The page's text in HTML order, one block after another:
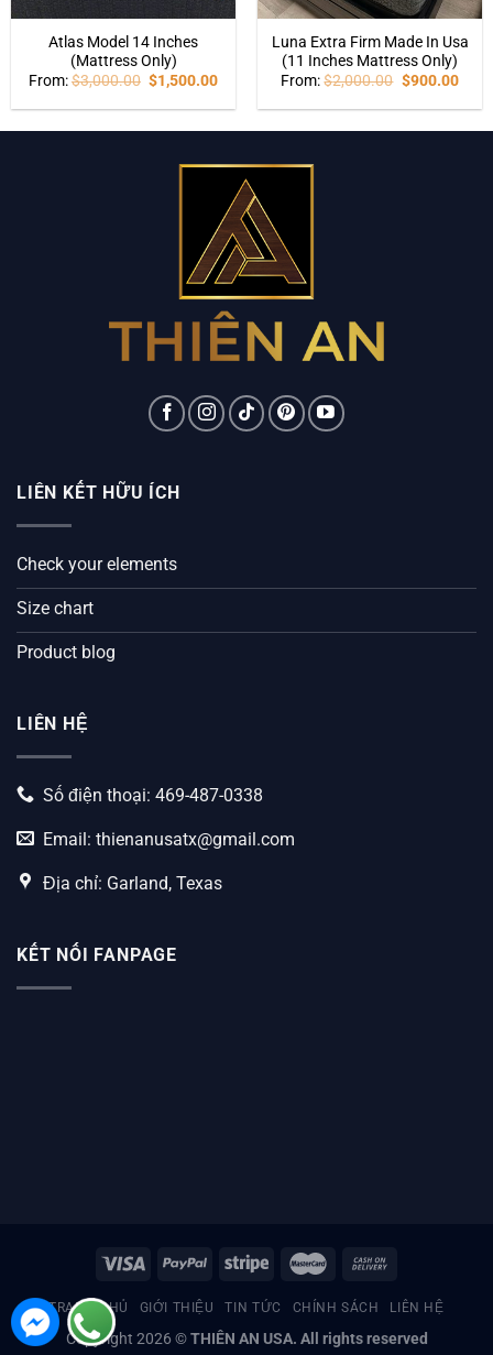
Atlas Model 14 Inches
(Mattress Only)
From:$3,000.00 $1,500.00
Luna Extra Firm Made In Usa
(11 Inches Mattress Only)
From: $2,000.00 $900.00
LIÊN KẾT HỮU ÍCH
Check your elements
Size chart
Product blog
LIÊN HỆ
Số điện thoại: 469-487-0338
Email: thienanusatx@gmail.com
Địa chỉ: Garland, Texas
KẾT NỐI FANPAGE
TRANG CHỦ GIỚI THIỆU TIN TỨC CHÍNH SÁCH LIÊN HỆ
Copyright 2026 ©THIÊN AN USA. All rights reserved